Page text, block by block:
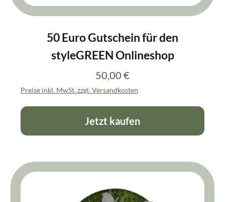
50 Euro Gutschein für den
styleGREEN Onlineshop
Regulärer Preis:
50,00 €
Preise inkl. MwSt. zzgl. Versandkosten
Jetzt kaufen